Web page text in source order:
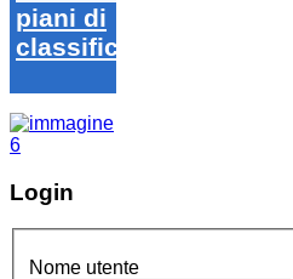
piani di
classifica
Login
Nome utente